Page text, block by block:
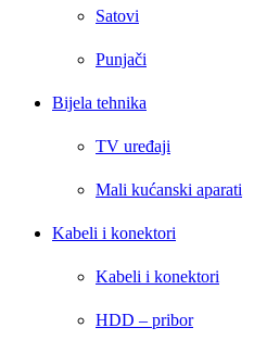
Satovi
Punjači
Bijela tehnika
TV uređaji
Mali kućanski aparati
Kabeli i konektori
Kabeli i konektori
HDD – pribor